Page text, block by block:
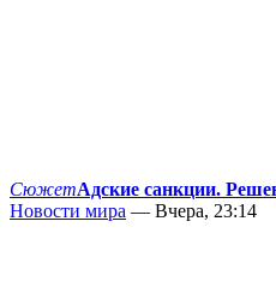
СюжетАдские санкции.
Новости мира — Вчера, 23:14